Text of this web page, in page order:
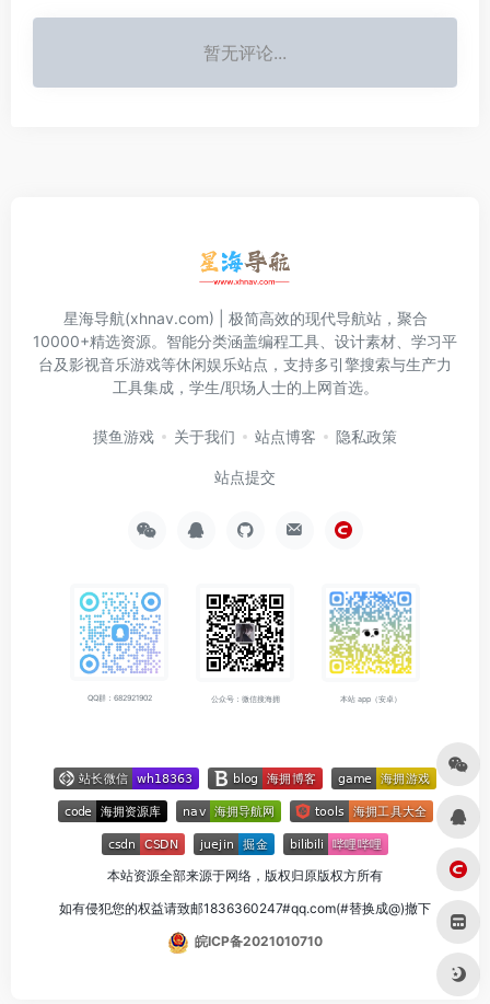
暂无评论...
星海导航(xhnav.com) | 极简高效的现代导航站，聚合
10000+精选资源。智能分类涵盖编程工具、设计素材、学习平
台及影视音乐游戏等休闲娱乐站点，支持多引擎搜索与生产力
工具集成，学生/职场人士的上网首选。
摸鱼游戏 关于我们 站点博客 隐私政策
站点提交
QQ群：682921902 公众号：微信搜海拥 本站 app（安卓）
本站资源全部来源于网络，版权归原版权方所有
如有侵犯您的权益请致邮1836360247#qq.com(#替换成@)撤下
皖ICP备2021010710